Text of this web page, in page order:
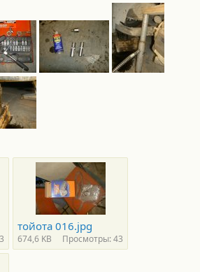
тойота 016.jpg
674,6 KB Просмотры: 43